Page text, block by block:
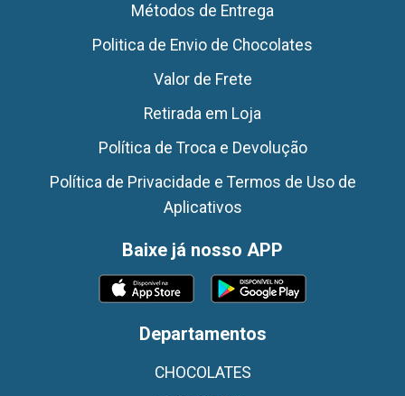
Métodos de Entrega
Politica de Envio de Chocolates
Valor de Frete
Retirada em Loja
Política de Troca e Devolução
Política de Privacidade e Termos de Uso de
Aplicativos
Baixe já nosso APP
Departamentos
CHOCOLATES